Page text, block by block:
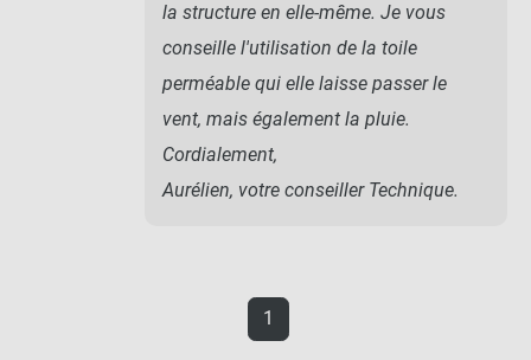
la structure en elle-même. Je vous
conseille l'utilisation de la toile
perméable qui elle laisse passer le
vent, mais également la pluie.
Cordialement,
Aurélien, votre conseiller Technique.
1